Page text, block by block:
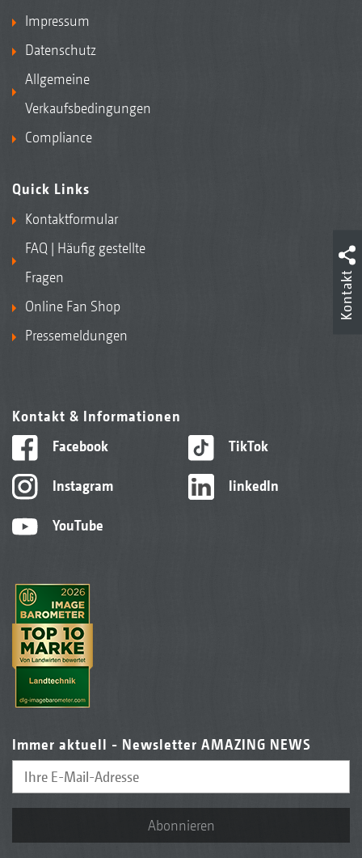
Impressum
Datenschutz
Allgemeine
Verkaufsbedingungen
Compliance
Quick Links
Kontaktformular
FAQ | Häufig gestellte
Fragen
Online Fan Shop
Pressemeldungen
Kontakt & Informationen
Facebook
Instagram
YouTube
TikTok
linkedIn
Immer aktuell - Newsletter AMAZING NEWS
Abonnieren
Kontakt